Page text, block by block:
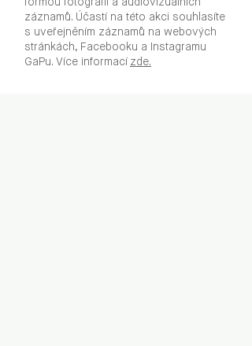
formou fotografií a audiovizuálních
záznamů. Účastí na této akci souhlasíte
s uveřejněním záznamů na webových
stránkách, Facebooku a Instagramu
GaPu. Více informací zde.